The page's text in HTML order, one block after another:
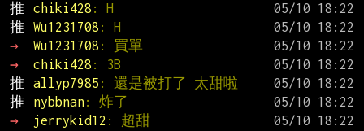
推
chiki428 : H
推
Wu1231708 : H
→
Wu1231708 : 買單
→
chiki428 : 3B
推
allyp7985 : 還是被打了 太甜啦
推
nybbnan: 炸了
→
jerrykid12 : 超甜